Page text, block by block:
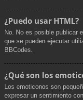
¿Puedo usar HTML?
No. No es posible publicar
que se pueden ejecutar
BBCodes.
¿Qué son los
Los emoticonos son
expresar un sentimiento